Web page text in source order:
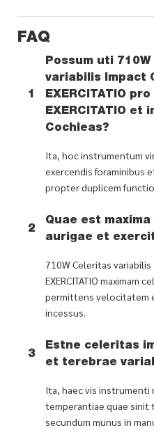
FAQ
1
Possum uti
variabilis Impact
EXERCITATIO
EXERCITATIO et
Cochleas?
Ita, hoc instrumentum
exercendis foraminibus
propter duplicem
2
Quae est
aurigae et
710W Celeritas
EXERCITATIO maximam
permittens velocitatem
incessus.
3
Estne celeritas
et terebrae
Ita, haec vis
temperantiae quae sinit
secundum munus in